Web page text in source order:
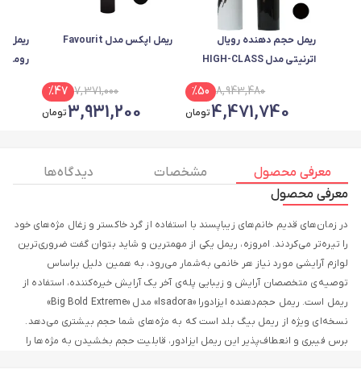
ریمل حجم دهنده رویال
اترنیتی مدل HIGH-CLASS
8,943,480
%50
4,471,740تومان
ریمل اپکس مدل Favourit
7,371,000
%47
3,931,200تومان
ریمل
معرفی محصول مشخصات
دیدگاه ها
معرفی محصول
در زمان‌های قدیم خانم‌های زیباپسند با استفاده از گرد خاکستر و زغال مژه‌های خود
را تیره‌تر می‌کردند. امروزه، ریمل یکی از مهمترین و شاید بتوان گفت ضروری‌ترین
لوازم آرایشی مورد نیاز هر خانمی به‌شمار می‌رود، به همین دلیل براساس
توصیه‌ی متخصصان آرایش و زیبایی پله‌ی آخر یک آرایش خیره‌کننده، استفاده از
ریمل است. ریمل حجم‌دهنده ایزادورا «Isadora» مدل «Big Bold Extreme»
نسخه‌ای ویژه از ریمل بیگ بلد است که به مژه‌های شما حجم بیشتری می‌دهد.
برس فیبری و انعطاف‌پذیر این ریمل ایزادور، قابلیت حجم بخشیدن به مژه‌ها را